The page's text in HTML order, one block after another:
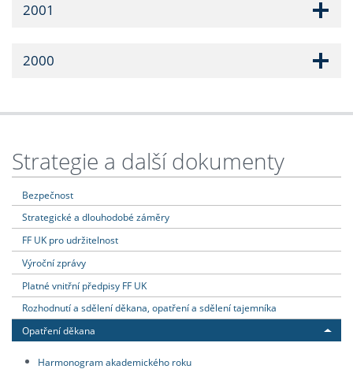
2001
2000
Strategie a další dokumenty
Bezpečnost
Strategické a dlouhodobé záměry
FF UK pro udržitelnost
Výroční zprávy
Platné vnitřní předpisy FF UK
Rozhodnutí a sdělení děkana, opatření a sdělení tajemníka
Opatření děkana
Harmonogram akademického roku